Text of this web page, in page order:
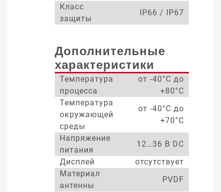
Класс
защиты
IP66 / IP67
Дополнительные
характеристики
Температура
процесса
от -40°С до
+80°С
Температура
окружающей
среды
от -40°С до
+70°С
Напряжение
питания
12…36 В DC
Дисплей
отсутствует
Материал
антенны
PVDF